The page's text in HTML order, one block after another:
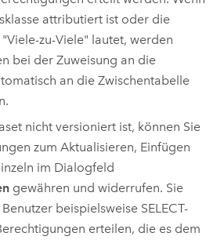
attributiert ist oder die
zu-Viele" lautet, werden
bei der Zuweisung an die
an die Zwischentabelle
nicht versioniert ist, können Sie
zum Aktualisieren, Einfügen
im Dialogfeld
gewähren und widerrufen. Sie
beispielsweise SELECT-
erteilen, die es dem